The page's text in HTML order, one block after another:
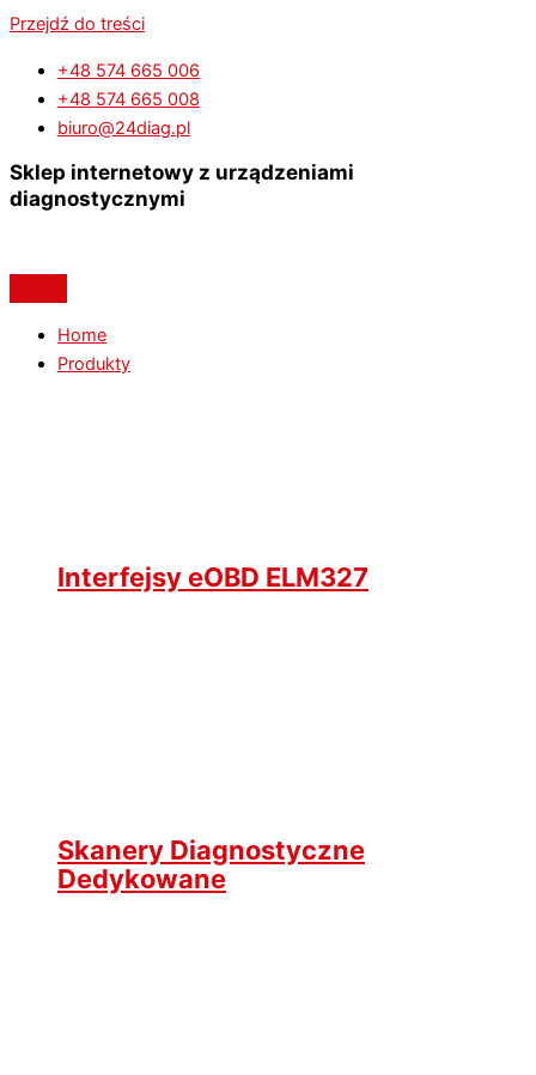
Przejdź do treści
+48 574 665 006
+48 574 665 008
biuro@24diag.pl
Sklep internetowy z urządzeniami
diagnostycznymi
Home
Produkty
Interfejsy eOBD ELM327
Skanery Diagnostyczne
Dedykowane